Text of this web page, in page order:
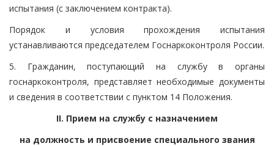
испытания (с заключением контракта).
Порядок и условия прохождения испытания
устанавливаются председателем Госнаркоконтроля России.
5. Гражданин, поступающий на службу в органы
госнаркоконтроля, представляет необходимые документы
и сведения в соответствии с пунктом 14 Положения.
II. Прием на службу с назначением
на должность и присвоение специального звания